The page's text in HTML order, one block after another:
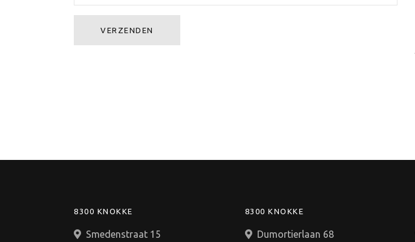
VERZENDEN
8300 KNOKKE
Smedenstraat 15
8300 KNOKKE
Dumortierlaan 68